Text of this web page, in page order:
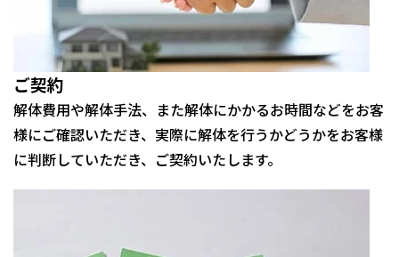
ご契約
解体費用や解体手法、また解体にかかるお時間などをお客
様にご確認いただき、実際に解体を行うかどうかをお客様
に判断していただき、ご契約いたします。